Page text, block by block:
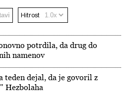
Hitrost
potrdila, da drug do
namenov
teden dejal, da je govoril z
Hezbolaha